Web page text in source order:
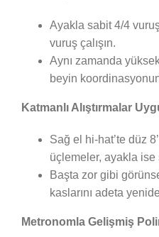
Ayakla sabit 4/4
vuruş çalışın.
Aynı zamanda
beyin
Katmanlı Alıştırmalar
Sağ el hi-hat’te düz
üçlemeler, ayakla ise
Başta zor gibi
kaslarını adeta
Metronomla Gelişmiş